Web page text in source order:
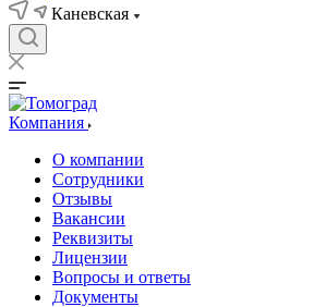
Каневская
Компания
О компании
Сотрудники
Отзывы
Вакансии
Реквизиты
Лицензии
Вопросы и ответы
Документы